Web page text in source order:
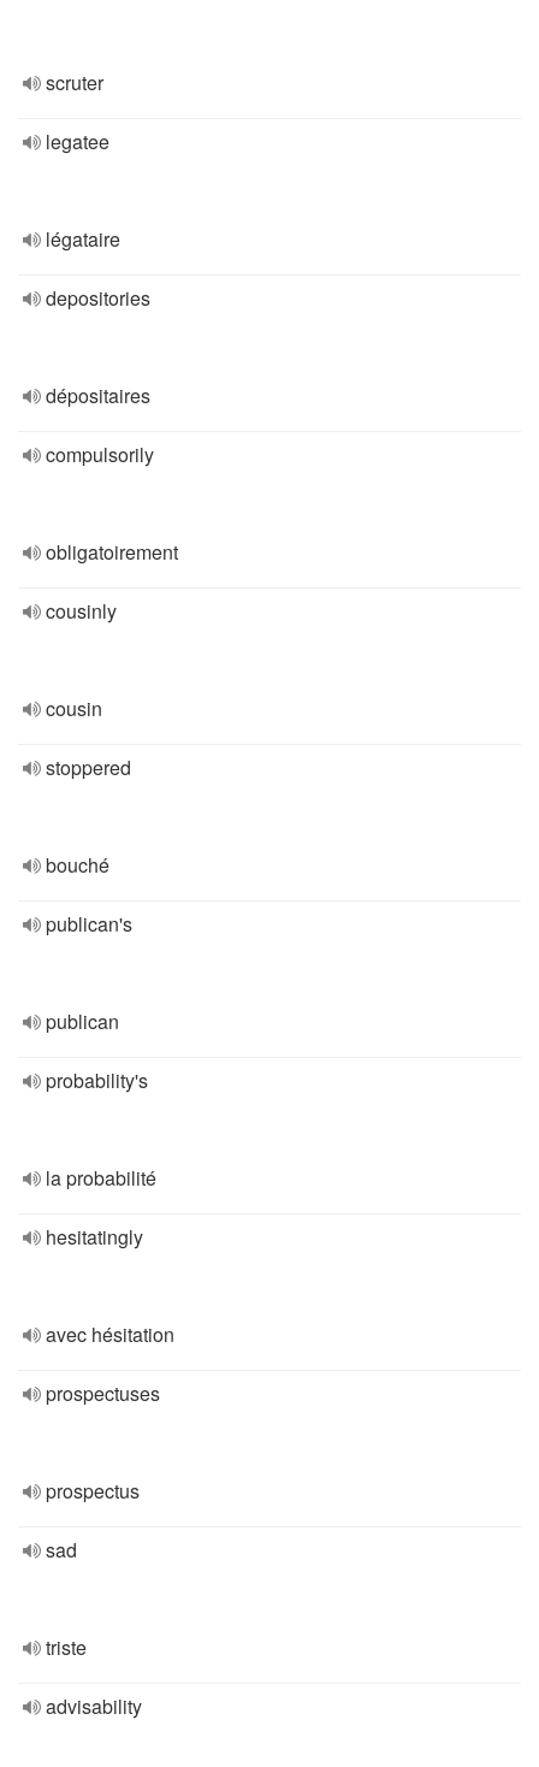
scruter
legatee
légataire
depositories
dépositaires
compulsorily
obligatoirement
cousinly
cousin
stoppered
bouché
publican's
publican
probability's
la probabilité
hesitatingly
avec hésitation
prospectuses
prospectus
sad
triste
advisability